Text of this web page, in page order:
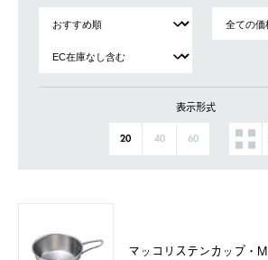
表示形式
20 40 60
マッコリステンカップ・M